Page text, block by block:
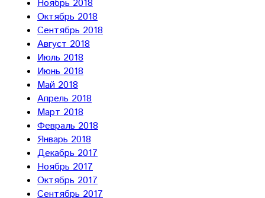
Ноябрь 2018
Октябрь 2018
Сентябрь 2018
Август 2018
Июль 2018
Июнь 2018
Май 2018
Апрель 2018
Март 2018
Февраль 2018
Январь 2018
Декабрь 2017
Ноябрь 2017
Октябрь 2017
Сентябрь 2017